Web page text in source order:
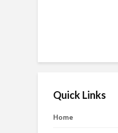
Quick Links
Home